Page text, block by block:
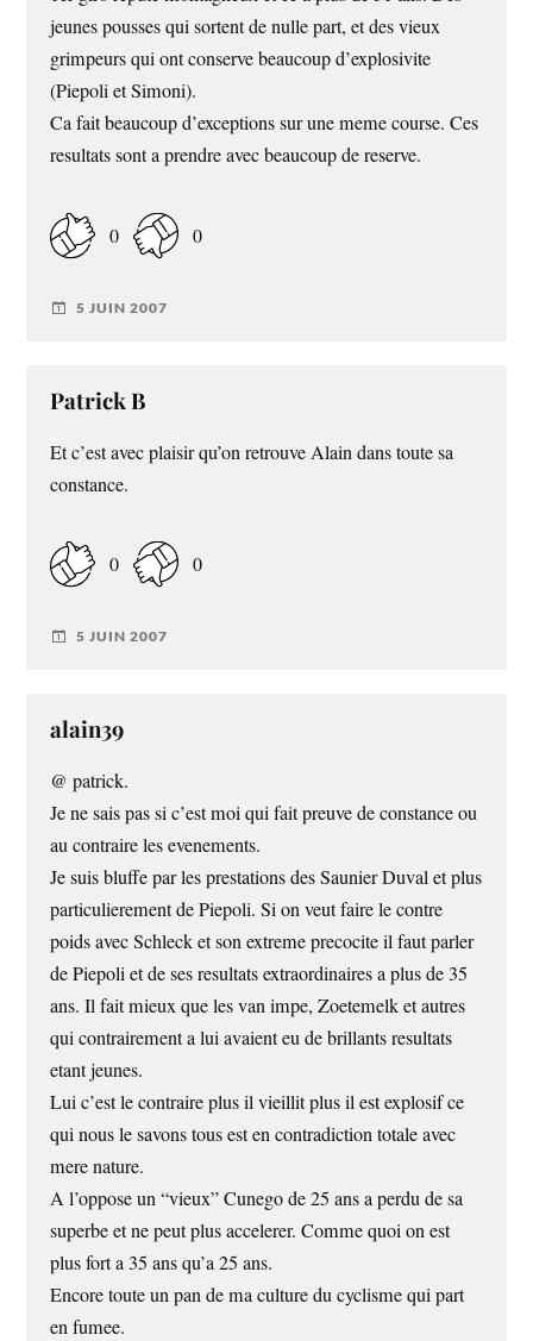
jeunes pousses qui sortent de nulle part, et des vieux
grimpeurs qui ont conserve beaucoup d’explosivite
(Piepoli et Simoni).
Ca fait beaucoup d’exceptions sur une meme course. Ces
resultats sont a prendre avec beaucoup de reserve.
0 0
5 JUIN 2007
Patrick B
Et c’est avec plaisir qu’on retrouve Alain dans toute sa
constance.
0 0
5 JUIN 2007
alain39
@ patrick.
Je ne sais pas si c’est moi qui fait preuve de constance ou
au contraire les evenements.
Je suis bluffe par les prestations des Saunier Duval et plus
particulierement de Piepoli. Si on veut faire le contre
poids avec Schleck et son extreme precocite il faut parler
de Piepoli et de ses resultats extraordinaires a plus de 35
ans. Il fait mieux que les van impe, Zoetemelk et autres
qui contrairement a lui avaient eu de brillants resultats
etant jeunes.
Lui c’est le contraire plus il vieillit plus il est explosif ce
qui nous le savons tous est en contradiction totale avec
mere nature.
A l’oppose un “vieux” Cunego de 25 ans a perdu de sa
superbe et ne peut plus accelerer. Comme quoi on est
plus fort a 35 ans qu’a 25 ans.
Encore toute un pan de ma culture du cyclisme qui part
en fumee.